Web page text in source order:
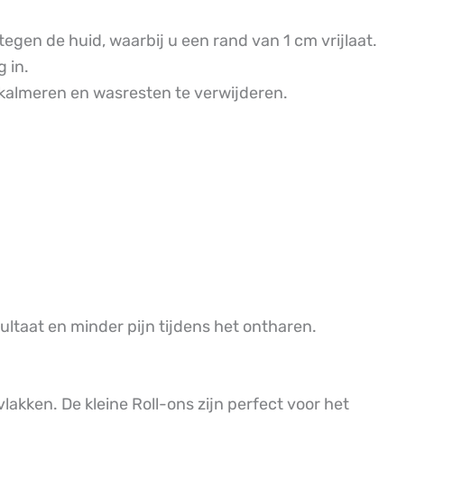
de huid, waarbij u een rand van 1 cm vrijlaat.
in.
en wasresten te verwijderen.
en minder pijn tijdens het ontharen.
De kleine Roll-ons zijn perfect voor het